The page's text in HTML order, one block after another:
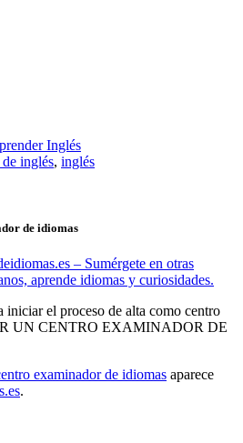
Inglés
inglés, inglés
de idiomas
– Sumérgete en otras
aprende idiomas y curiosidades.
el proceso de alta como centro
UN CENTRO EXAMINADOR DE
examinador de idiomas aparece
.